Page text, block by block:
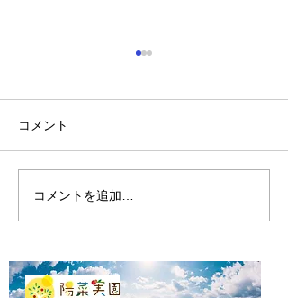
コメント
コメントを追加…